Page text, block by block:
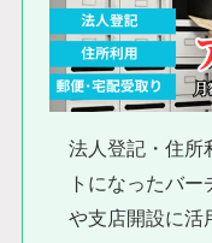
法人登記・住所
トになったバ
や支店開設に活